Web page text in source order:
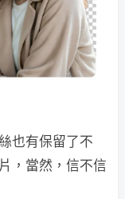
也有保留了不
，當然，信不信